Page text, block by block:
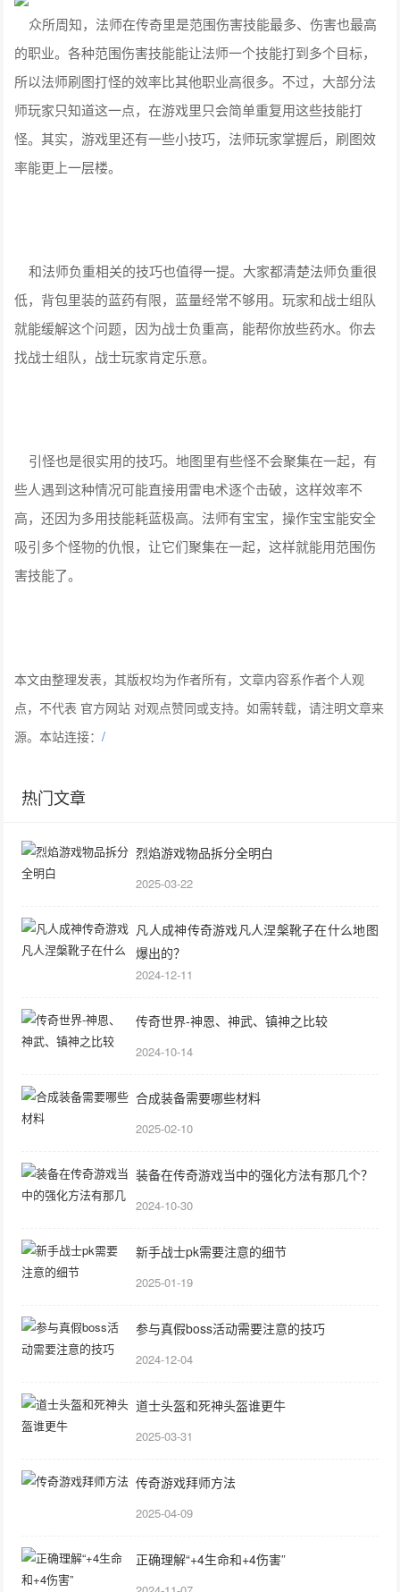
众所周知，法师在传奇里是范围伤害技能最多、伤害也最高
的职业。各种范围伤害技能能让法师一个技能打到多个目标，
所以法师刷图打怪的效率比其他职业高很多。不过，大部分法
师玩家只知道这一点，在游戏里只会简单重复用这些技能打
怪。其实，游戏里还有一些小技巧，法师玩家掌握后，刷图效
率能更上一层楼。
和法师负重相关的技巧也值得一提。大家都清楚法师负重很
低，背包里装的蓝药有限，蓝量经常不够用。玩家和战士组队
就能缓解这个问题，因为战士负重高，能帮你放些药水。你去
找战士组队，战士玩家肯定乐意。
引怪也是很实用的技巧。地图里有些怪不会聚集在一起，有
些人遇到这种情况可能直接用雷电术逐个击破，这样效率不
高，还因为多用技能耗蓝极高。法师有宝宝，操作宝宝能安全
吸引多个怪物的仇恨，让它们聚集在一起，这样就能用范围伤
害技能了。
本文由整理发表，其版权均为作者所有，文章内容系作者个人观
点，不代表 官方网站 对观点赞同或支持。如需转载，请注明文章来
源。本站连接：/
热门文章
烈焰游戏物品拆分全明白
2025-03-22
凡人成神传奇游戏凡人涅槃靴子在什么地图
爆出的？
2024-12-11
传奇世界-神恩、神武、镇神之比较
2024-10-14
合成装备需要哪些材料
2025-02-10
装备在传奇游戏当中的强化方法有那几个？
2024-10-30
新手战士pk需要注意的细节
2025-01-19
参与真假boss活动需要注意的技巧
2024-12-04
道士头盔和死神头盔谁更牛
2025-03-31
传奇游戏拜师方法
2025-04-09
正确理解“+4生命和+4伤害”